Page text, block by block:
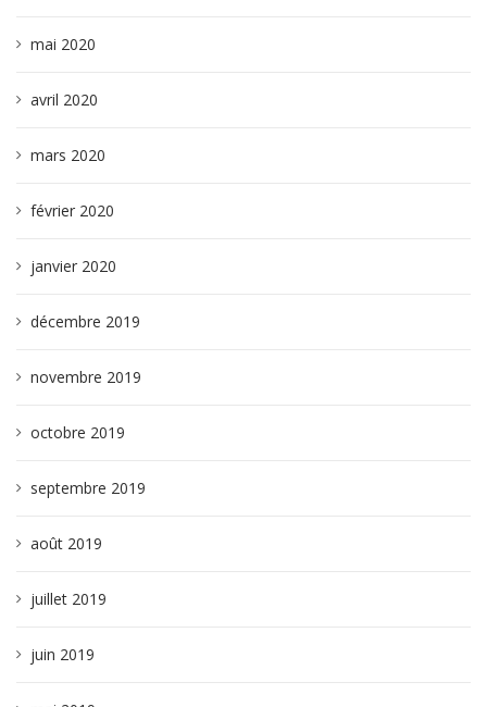
mai 2020
avril 2020
mars 2020
février 2020
janvier 2020
décembre 2019
novembre 2019
octobre 2019
septembre 2019
août 2019
juillet 2019
juin 2019